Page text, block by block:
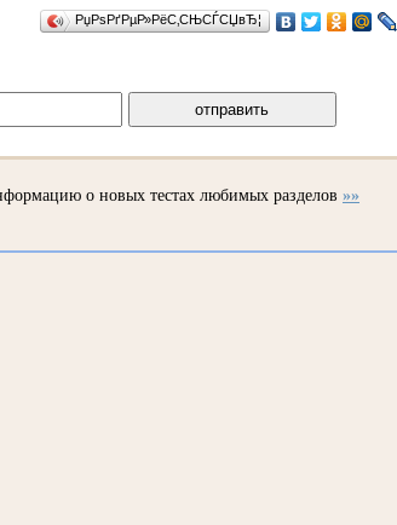
РџРѕРґРµР»РёС‚СЊСЃСЏвЂ¦
о новых тестах любимых разделов »»